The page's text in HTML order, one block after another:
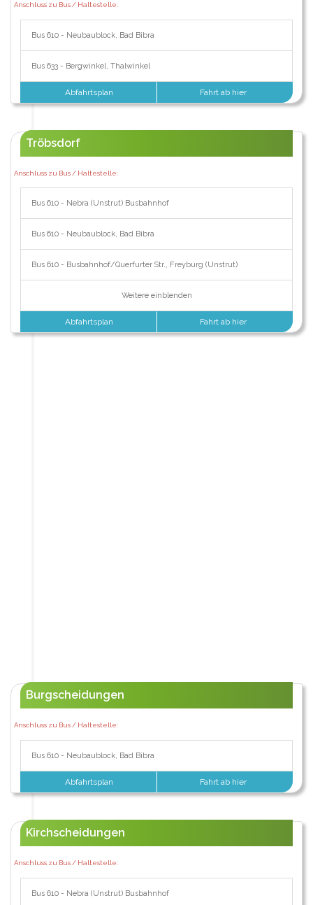
Anschluss zu Bus / Haltestelle:
Bus 610 - Neubaublock, Bad Bibra
Bus 633 - Bergwinkel, Thalwinkel
Abfahrtsplan Fahrt ab hier
Tröbsdorf
Anschluss zu Bus / Haltestelle:
Bus 610 - Nebra (Unstrut) Busbahnhof
Bus 610 - Neubaublock, Bad Bibra
Bus 610 - Busbahnhof/Querfurter Str., Freyburg (Unstrut)
Weitere einblenden
Abfahrtsplan Fahrt ab hier
Burgscheidungen
Anschluss zu Bus / Haltestelle:
Bus 610 - Neubaublock, Bad Bibra
Abfahrtsplan Fahrt ab hier
Kirchscheidungen
Anschluss zu Bus / Haltestelle:
Bus 610 - Nebra (Unstrut) Busbahnhof